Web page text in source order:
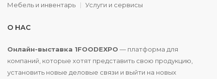
Мебель и инвентарь
Услуги и сервисы
О НАС
Онлайн-выставка 1FOODEXPO — платформа для
компаний, которые хотят представить свою продукцию,
установить новые деловые связи и выйти на новых